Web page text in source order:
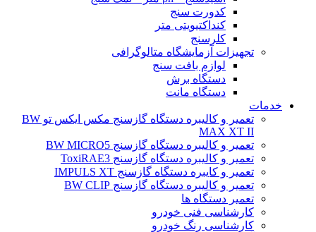
کدورت سنج
کنداکتیویتی متر
کلرسنج
تجهیزات آزمایشگاه متالوگرافی
لوازم بافت سنج
دستگاه برش
دستگاه مانت
خدمات
تعمیر و کالیبره دستگاه گازسنج مکس ایکس تو BW
MAX XT II
تعمیر و کالیبره دستگاه گازسنج BW MICRO5
تعمیر و کالیبره دستگاه گازسنج ToxiRAE3
تعمیر و کایبره دستگاه گازسنج IMPULS XT
تعمیر و کالیبره دستگاه گازسنج BW CLIP
تعمیر دستگاه ها
کارشناسی فنی خودرو
کارشناسی رنگ خودرو